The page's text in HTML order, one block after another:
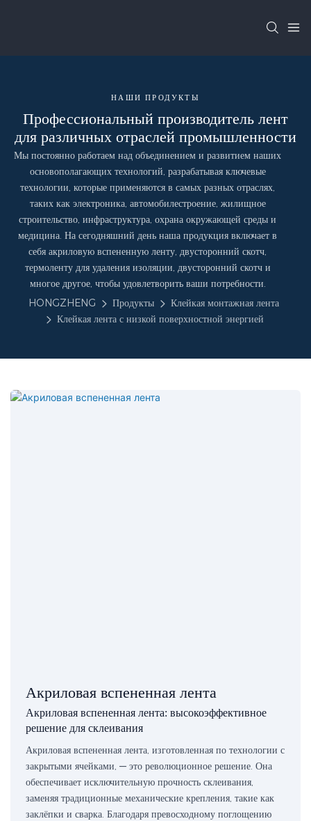
НАШИ ПРОДУКТЫ
Профессиональный производитель лент
для различных отраслей промышленности
Мы постоянно работаем над объединением и развитием наших
основополагающих технологий, разрабатывая ключевые
технологии, которые применяются в самых разных отраслях,
таких как электроника, автомобилестроение, жилищное
строительство, инфраструктура, охрана окружающей среды и
медицина. На сегодняшний день наша продукция включает в
себя акриловую вспененную ленту, двусторонний скотч,
термоленту для удаления изоляции, двусторонний скотч и
многое другое, чтобы удовлетворить ваши потребности.
HONGZHENG
Продукты
Клейкая монтажная лента
Клейкая лента с низкой поверхностной энергией
Акриловая вспененная лента
Акриловая вспененная лента: высокоэффективное
решение для склеивания
Акриловая вспененная лента, изготовленная по технологии с
закрытыми ячейками, — это революционное решение. Она
обеспечивает исключительную прочность склеивания,
заменяя традиционные механические крепления, такие как
заклёпки и сварка. Благодаря превосходному поглощению